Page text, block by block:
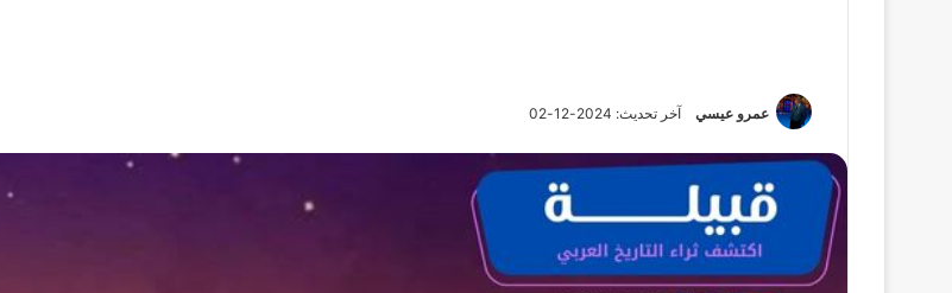
عمرو عيسي آخر تحديث: 2024-12-02